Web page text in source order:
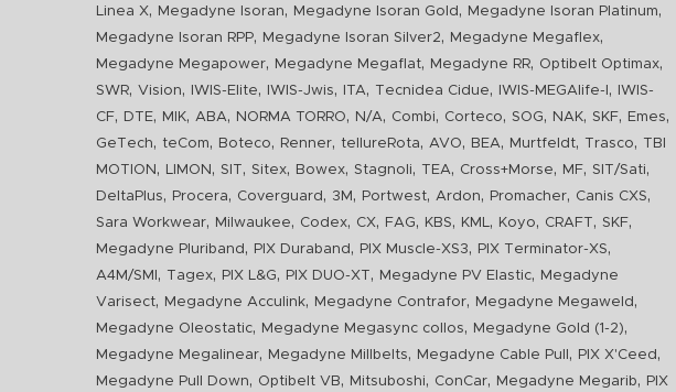
Linea X, Megadyne Isoran, Megadyne Isoran Gold , Megadyne Isoran Platinum,
Megadyne Isoran RPP, Megadyne Isoran Silver2, Megadyne Megaflex,
Megadyne Megapower, Megadyne Megaflat, Megadyne RR, Optibelt Optimax,
SWR,Vision, IWIS-Elite, IWIS-Jwis, ITA, Tecnidea Cidue, IWIS-MEGAlife-I ,
IWIS-
CF, DTE, MIK, ABA, NORMA TORRO, N/A, Combi, Corteco,SOG, NAK,SKF, Emes,
GeTech, teCom, Boteco, Renner, tellureRota, AVO, BEA, Murtfeldt, Trasco, TBI
MOTION , LIMON ,SIT,Sitex, Bowex,Stagnoli, TEA, Cross+Morse, MF,SIT/Sati,
DeltaPlus, Procera, Coverguard , 3M , Portwest, Ardon, Promacher, Canis CXS,
Sara Workwear, Milwaukee, Codex, CX, FAG, KBS, KML, Koyo, CRAFT,SKF,
Megadyne Pluriband , PIX Duraband , PIX Muscle-XS3, PIX Terminator-XS,
A4M/SMI , Tagex, PIX L&G, PIX DUO-XT, Megadyne PV Elastic,
Megadyne
Varisect, Megadyne Acculink, Megadyne Contrafor, Megadyne Megaweld ,
Megadyne Oleostatic, Megadyne Megasync collos, Megadyne Gold (1-2),
Megadyne Megalinear, Megadyne Millbelts, Megadyne Cable Pull , PIX X'Ceed ,
Megadyne Pull Down, Optibelt VB, Mitsuboshi, ConCar, Megadyne Megarib, PIX